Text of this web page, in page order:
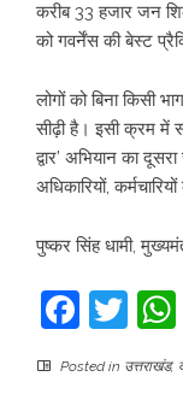
करीब 33 हजार जन
को गवर्नेंस की बेस्ट
लोगों को बिना किसी
सीढ़ी है। इसी क्रम
द्वार’ अभियान का
अधिकारियों,
पुष्कर सिंह धामी,
Posted in उत्तराखंड,